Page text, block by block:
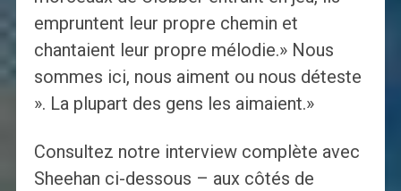
empruntent leur propre chemin et
chantaient leur propre mélodie.» Nous
sommes ici, nous aiment ou nous déteste
». La plupart des gens les aimaient.»
Consultez notre interview complète avec
Sheehan ci-dessous – aux côtés de